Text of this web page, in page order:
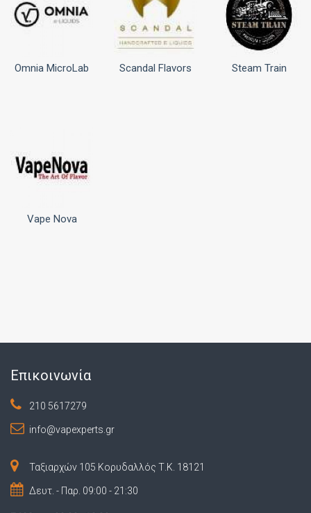
Omnia MicroLab Scandal Flavors Steam Train
Vape Nova
Επικοινωνία
210 5617279
info@vapexperts.gr
Ταξιαρχών 105 Κορυδαλλός Τ.Κ. 18121
Δευτ. - Παρ. 09:00 - 21:30